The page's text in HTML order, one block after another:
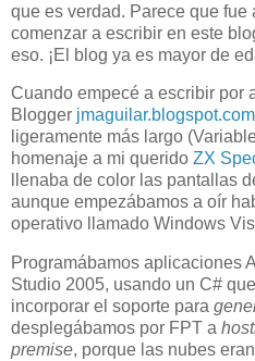
que es verdad. Parece que fue
comenzar a escribir en este
eso. ¡El blog ya es mayor de
Cuando empecé a escribir por
Blogger jmaguilar.blogspot.com
ligeramente más largo
homenaje a mi querido ZX
llenaba de color las pantallas
aunque empezábamos a oír
operativo llamado Windows
Programábamos aplicaciones
Studio 2005, usando un C#
incorporar el soporte para
desplegábamos por FPT a
premise, porque las nubes